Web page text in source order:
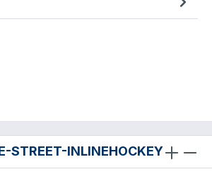
STREET-INLINEHOCKEY